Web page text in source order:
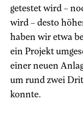
getestet wird –
wird – desto
haben wir etwa
ein Projekt
einer neuen
um rund zwei
konnte.